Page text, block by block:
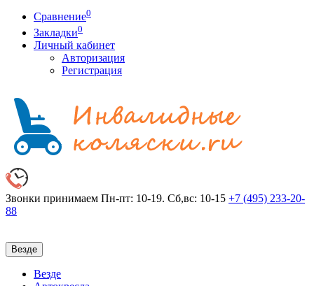
Сравнение0
Закладки0
Личный кабинет
Авторизация
Регистрация
Звонки принимаем Пн-пт: 10-19. Сб,вс: 10-15 +7 (495) 233-20-
88
Везде
Везде